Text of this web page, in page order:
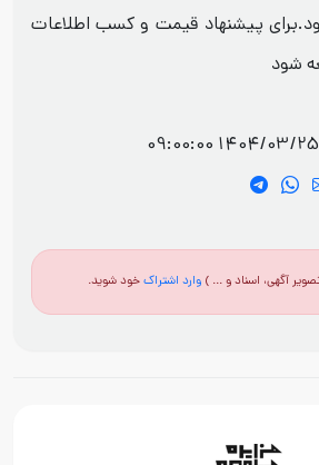
پیشنهاد قیمت و کسب اطلاعات
شود
1404/03/25 09:00:00
آگهی، اسناد و ... ) وارد اشتراکخود شوید.